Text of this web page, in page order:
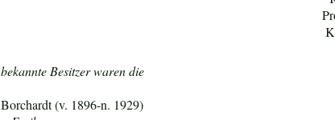
bekannte Besitzer waren die
Borchardt (v. 1896-n. 1929)